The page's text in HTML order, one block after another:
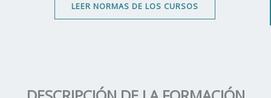
LEER NORMAS DE LOS CURSOS